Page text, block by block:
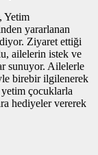
Yetim
yararlanan
Ziyaret ettiği
ailelerin istek ve
sunuyor. Ailelerle
birebir ilgilenerek
yetim çocuklarla
hediyeler vererek